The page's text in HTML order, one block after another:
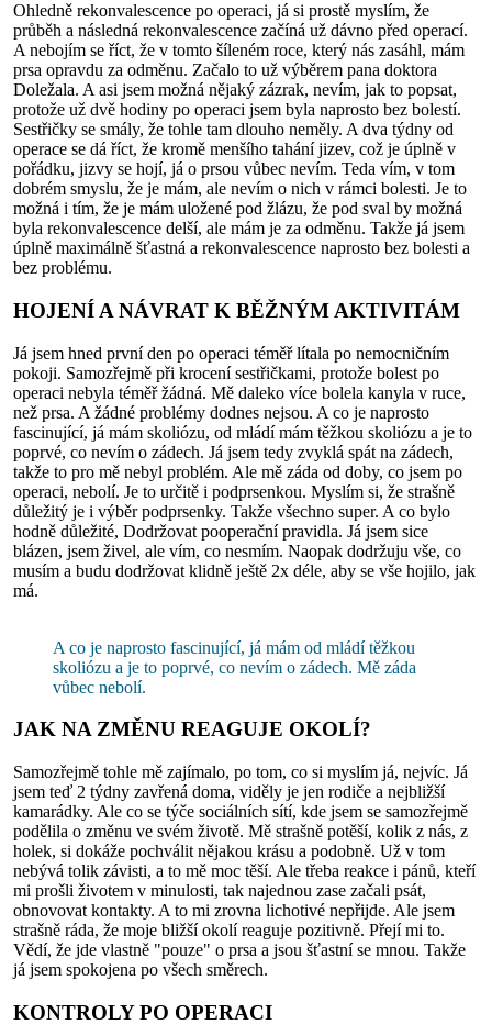
Ohledně rekonvalescence po operaci, já si prostě myslím, že
průběh a následná rekonvalescence začíná už dávno před operací.
A nebojím se říct, že v tomto šíleném roce, který nás zasáhl, mám
prsa opravdu za odměnu. Začalo to už výběrem pana doktora
Doležala. A asi jsem možná nějaký zázrak, nevím, jak to popsat,
protože už dvě hodiny po operaci jsem byla naprosto bez bolestí.
Sestřičky se smály, že tohle tam dlouho neměly. A dva týdny od
operace se dá říct, že kromě menšího tahání jizev, což je úplně v
pořádku, jizvy se hojí, já o prsou vůbec nevím. Teda vím, v tom
dobrém smyslu, že je mám, ale nevím o nich v rámci bolesti. Je to
možná i tím, že je mám uložené pod žlázu, že pod sval by možná
byla rekonvalescence delší, ale mám je za odměnu. Takže já jsem
úplně maximálně šťastná a rekonvalescence naprosto bez bolesti a
bez problému.
HOJENÍ A NÁVRAT K BĚŽNÝM AKTIVITÁM
Já jsem hned první den po operaci téměř lítala po nemocničním
pokoji. Samozřejmě při krocení sestřičkami, protože bolest po
operaci nebyla téměř žádná. Mě daleko více bolela kanyla v ruce,
než prsa. A žádné problémy dodnes nejsou. A co je naprosto
fascinující, já mám skoliózu, od mládí mám těžkou skoliózu a je to
poprvé, co nevím o zádech. Já jsem tedy zvyklá spát na zádech,
takže to pro mě nebyl problém. Ale mě záda od doby, co jsem po
operaci, nebolí. Je to určitě i podprsenkou. Myslím si, že strašně
důležitý je i výběr podprsenky. Takže všechno super. A co bylo
hodně důležité, Dodržovat pooperační pravidla. Já jsem sice
blázen, jsem živel, ale vím, co nesmím. Naopak dodržuju vše, co
musím a budu dodržovat klidně ještě 2x déle, aby se vše hojilo, jak
má.
A co je naprosto fascinující, já mám od mládí těžkou
skoliózu a je to poprvé, co nevím o zádech. Mě záda
vůbec nebolí.
JAK NA ZMĚNU REAGUJE OKOLÍ?
Samozřejmě tohle mě zajímalo, po tom, co si myslím já, nejvíc. Já
jsem teď 2 týdny zavřená doma, viděly je jen rodiče a nejbližší
kamarádky. Ale co se týče sociálních sítí, kde jsem se samozřejmě
podělila o změnu ve svém životě. Mě strašně potěší, kolik z nás, z
holek, si dokáže pochválit nějakou krásu a podobně. Už v tom
nebývá tolik závisti, a to mě moc těší. Ale třeba reakce i pánů, kteří
mi prošli životem v minulosti, tak najednou zase začali psát,
obnovovat kontakty. A to mi zrovna lichotivé nepřijde. Ale jsem
strašně ráda, že moje bližší okolí reaguje pozitivně. Přejí mi to.
Vědí, že jde vlastně "pouze" o prsa a jsou šťastní se mnou. Takže
já jsem spokojena po všech směrech.
KONTROLY PO OPERACI